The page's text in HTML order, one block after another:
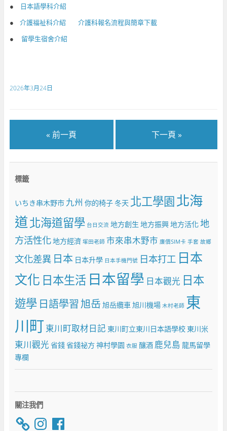
●
日本語學科介紹
● 介護福祉科介紹
介護科報名流程與簡章下載
●
留學生宿舍介紹
2026年3月24日
« 前一頁 下一頁 »
標籤
いちき串木野市 九州 你的椅子冬天 北工學園北海
道北海道留學 台日交流 地方創生 地方振興地方活化地
方活性化地方經濟 塚田老師 市來串木野市 廉價SIM卡 手套 故鄉
文化差異 日本 日本升學 日本手機門號 日本打工 日本
文化 日本生活 日本留學 日本觀光 日本
遊學 日語學習 旭岳 旭岳纜車旭川機場 木村老師 東
川町東川町取材日記 東川町立東川日本語學校 東川米
東川觀光 省錢省錢祕方神村學園 衣服 釀酒 鹿兒島 龍馬留學
專欄
關注我們
InstagramFacebook